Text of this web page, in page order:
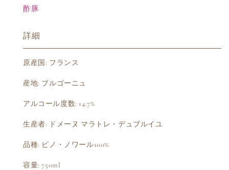
酢豚
詳細
原産国: フランス
産地: ブルゴーニュ
アルコール度数: 14.7%
生産者: ドメーヌ マラトレ・デュブルイユ
品種: ピノ・ノワール100%
容量: 750ml